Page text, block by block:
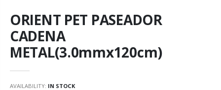
ORIENT PET PASEADOR
CADENA
METAL(3.0mmx120cm)
AVAILABILITY: IN STOCK